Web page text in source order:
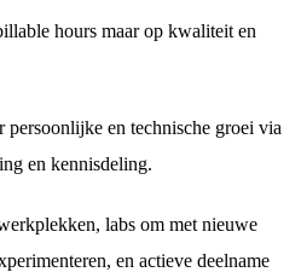
hours maar op kwaliteit en
persoonlijke en technische groei via
en kennisdeling.
labs om met nieuwe
en actieve deelname